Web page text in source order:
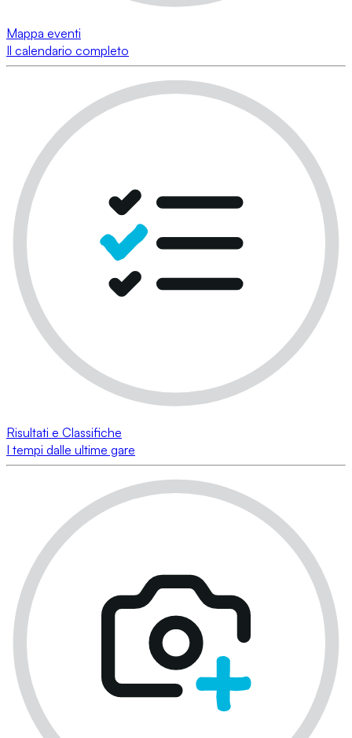
Mappa eventi
Il calendario completo
Risultati e Classifiche
I tempi dalle ultime gare